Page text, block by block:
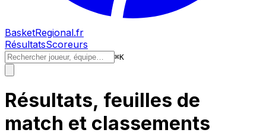
BasketRegional.fr
RésultatsScoreurs
⌘K
Résultats, feuilles de
match et classements